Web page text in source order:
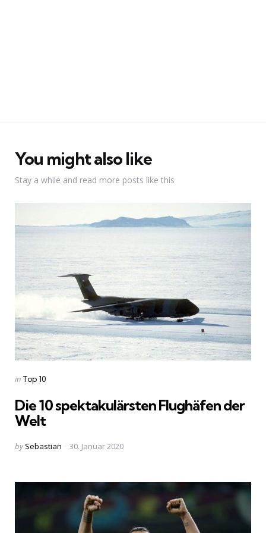
You might also like
Stay a while and read more posts like this
Categories
Posted
in Top 10
Die 10 spektakulärsten Flughäfen der
Welt
Posted
by Sebastian 30. Januar 2020